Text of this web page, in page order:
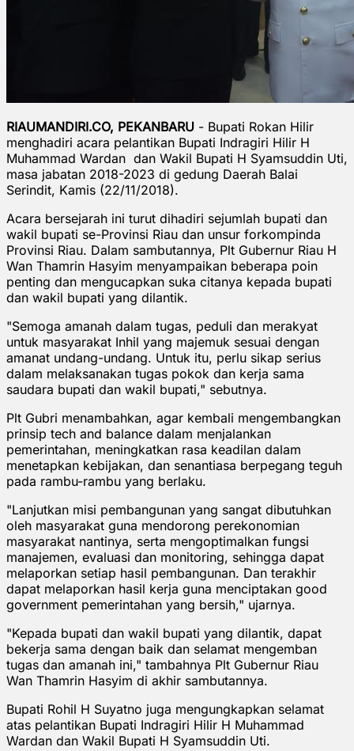
RIAUMANDIRI.CO, PEKANBARU - Bupati Rokan Hilir
menghadiri acara pelantikan Bupati Indragiri Hilir H
Muhammad Wardan dan Wakil Bupati H Syamsuddin Uti,
masa jabatan 2018-2023 di gedung Daerah Balai
Serindit, Kamis (22/11/2018).
Acara bersejarah ini turut dihadiri sejumlah bupati dan
wakil bupati se-Provinsi Riau dan unsur forkompinda
Provinsi Riau. Dalam sambutannya, Plt Gubernur Riau H
Wan Thamrin Hasyim menyampaikan beberapa poin
penting dan mengucapkan suka citanya kepada bupati
dan wakil bupati yang dilantik.
"Semoga amanah dalam tugas, peduli dan merakyat
untuk masyarakat Inhil yang majemuk sesuai dengan
amanat undang-undang. Untuk itu, perlu sikap serius
dalam melaksanakan tugas pokok dan kerja sama
saudara bupati dan wakil bupati," sebutnya.
Plt Gubri menambahkan, agar kembali mengembangkan
prinsip tech and balance dalam menjalankan
pemerintahan, meningkatkan rasa keadilan dalam
menetapkan kebijakan, dan senantiasa berpegang teguh
pada rambu-rambu yang berlaku.
"Lanjutkan misi pembangunan yang sangat dibutuhkan
oleh masyarakat guna mendorong perekonomian
masyarakat nantinya, serta mengoptimalkan fungsi
manajemen, evaluasi dan monitoring, sehingga dapat
melaporkan setiap hasil pembangunan. Dan terakhir
dapat melaporkan hasil kerja guna menciptakan good
government pemerintahan yang bersih," ujarnya.
"Kepada bupati dan wakil bupati yang dilantik, dapat
bekerja sama dengan baik dan selamat mengemban
tugas dan amanah ini," tambahnya Plt Gubernur Riau
Wan Thamrin Hasyim di akhir sambutannya.
Bupati Rohil H Suyatno juga mengungkapkan selamat
atas pelantikan Bupati Indragiri Hilir H Muhammad
Wardan dan Wakil Bupati H Syamsuddin Uti.